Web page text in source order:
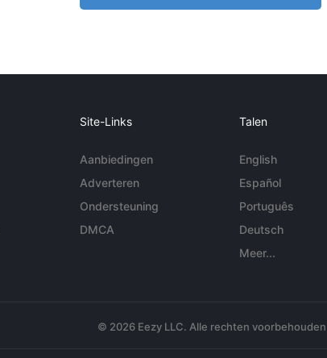
Site-Links
Aanbiedingen
Adverteren
Ondersteuning
DMCA
Talen
English
Español
Português
Deutsch
Meer...
© 2026 Eezy LLC. Alle rechten voorbehouden